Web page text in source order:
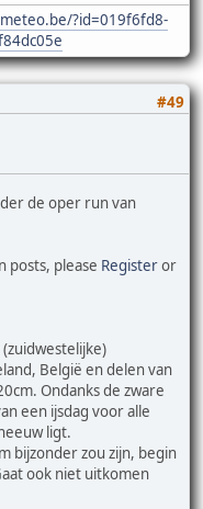
?id=019f6fd8-
#49
de oper run van
posts, please Registeror
België en delen van
Ondanks de zware
een ijsdag voor alle
ligt.
bijzonder zou zijn, begin
ook niet uitkomen